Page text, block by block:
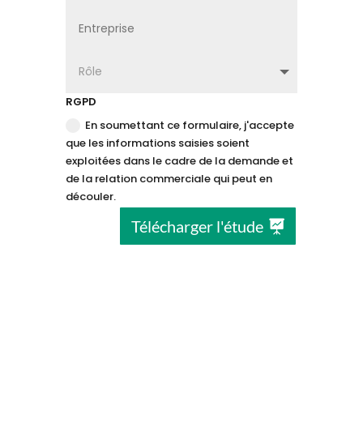
RGPD
En soumettant ce formulaire, j'accepte
que les informations saisies soient
exploitées dans le cadre de la demande et
de la relation commerciale qui peut en
découler.
Télécharger l'étude